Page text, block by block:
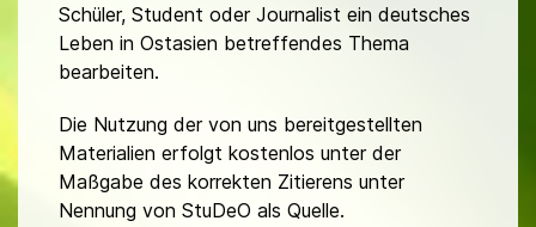
Schüler, Student oder Journalist ein deutsches
Leben in Ostasien betreffendes Thema
bearbeiten.
Die Nutzung der von uns bereitgestellten
Materialien erfolgt kostenlos unter der
Maßgabe des korrekten Zitierens unter
Nennung von StuDeO als Quelle.